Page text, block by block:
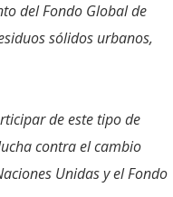
del Fondo Global de
sólidos urbanos,
de este tipo de
contra el cambio
Unidas y el Fondo